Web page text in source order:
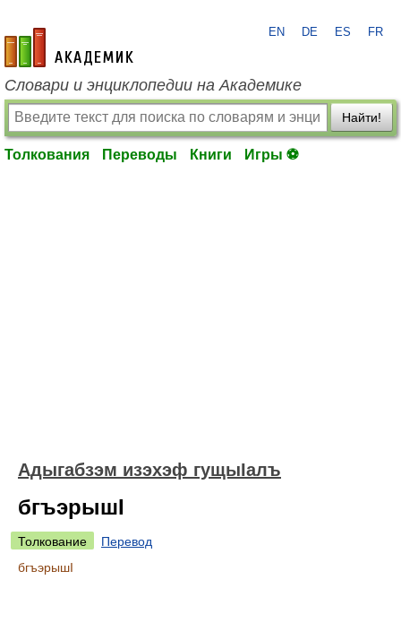
academic.ru
EN DE ES FR
Словари и энциклопедии на Академике
Найти!
Толкования Переводы Книги Игры ⚽
Адыгабзэм изэхэф гущыIалъ
бгъэрышI
Толкование
Перевод
бгъэрышI